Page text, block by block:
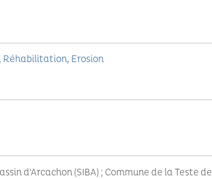
Réhabilitation Erosion
d'Arcachon (SIBA) ; Commune de la Teste de